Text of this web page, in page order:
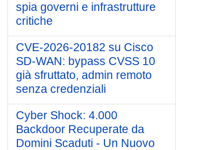
spia governi e infrastrutture
critiche
CVE-2026-20182 su Cisco
SD-WAN: bypass CVSS 10
già sfruttato, admin remoto
senza credenziali
Cyber Shock: 4.000
Backdoor Recuperate da
Domini Scaduti - Un Nuovo